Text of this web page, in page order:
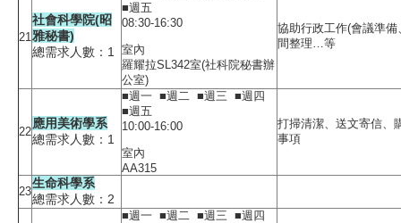
21
社會科學院(昭
雅秘書)
總需求人數：1
■週五
08:30-16:30
室內
羅耀拉SL342室(社科院秘書辦
公室)
協助行政工作(會議準
間整理…等
22
應用美術學系
總需求人數：1
■週一 ■週二 ■週三 ■週四
■週五
10:00-16:00
室內
AA315
打掃清潔、送文寄信、
事項
23
生命科學系
總需求人數：2
■週一 ■週二 ■週三 ■週四